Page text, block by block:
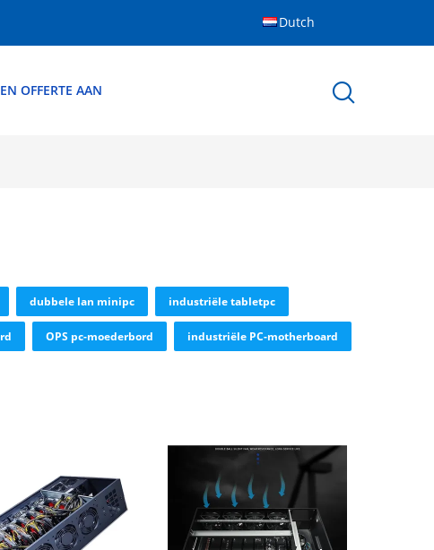
Dutch
OFFERTE AAN
dubbele lan minipc industriële tabletpc
OPS pc-moederbord industriële PC-motherboard